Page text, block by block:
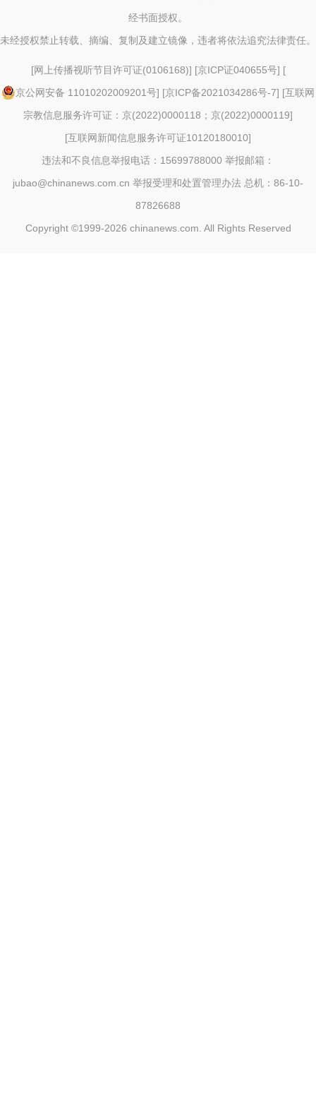
经书面授权。
未经授权禁止转载、摘编、复制及建立镜像，违者将依法追究法律责任。
[网上传播视听节目许可证(0106168)] [京ICP证040655号] [
京公网安备 11010202009201号] [京ICP备2021034286号-7] [互联网
宗教信息服务许可证：京(2022)0000118；京(2022)0000119]
[互联网新闻信息服务许可证10120180010]
违法和不良信息举报电话：15699788000 举报邮箱：
jubao@chinanews.com.cn 举报受理和处置管理办法 总机：86-10-
87826688
Copyright ©1999-2026 chinanews.com. All Rights Reserved